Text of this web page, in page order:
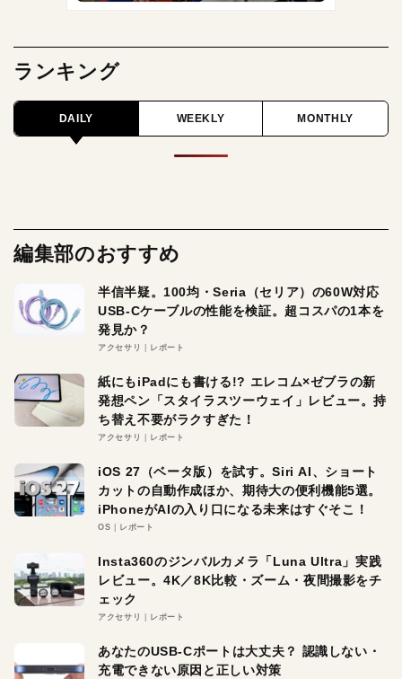
ランキング
DAILY WEEKLY MONTHLY
編集部のおすすめ
半信半疑。100均・Seria（セリア）の60W対応
USB-Cケーブルの性能を検証。超コスパの1本を
発見か？
アクセサリ レポート
紙にもiPadにも書ける!? エレコム×ゼブラの新
発想ペン「スタイラスツーウェイ」レビュー。持
ち替え不要がラクすぎた！
アクセサリ レポート
iOS 27（ベータ版）を試す。Siri AI、ショート
カットの自動作成ほか、期待大の便利機能5選。
iPhoneがAIの入り口になる未来はすぐそこ！
OS レポート
Insta360のジンバルカメラ「Luna Ultra」実践
レビュー。4K／8K比較・ズーム・夜間撮影をチ
ェック
アクセサリ レポート
あなたのUSB-Cポートは大丈夫？ 認識しない・
充電できない原因と正しい対策